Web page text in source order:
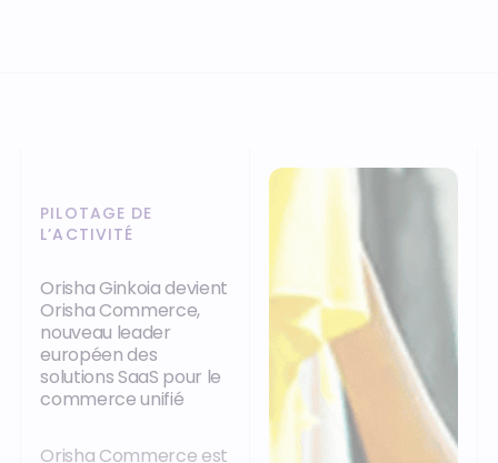
PILOTAGE DE
L’ACTIVITÉ
Orisha Ginkoia devient
Orisha Commerce,
nouveau leader
européen des
solutions SaaS pour le
commerce unifié
Orisha Commerce est